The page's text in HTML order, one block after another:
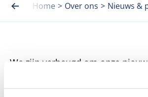
Home > Over ons > Nieuws &
We zijn verheugd om onze
te presenteren, waarin de
Healthcare en de positieve